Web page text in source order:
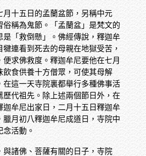
月十五日的孟蘭盆節，另稱中元
俗稱為鬼節。「孟蘭盆」是梵文的
是「救倒懸」。佛經傳說，釋迦牟
犍連看到死去的母親在地獄受苦，
便求佛救度。釋迦牟尼要他在七月
飲食供養十方僧眾，可使其母解
在這一天寺院裏都舉行多種佛事活
歷代祖先。除上述兩個節日外，在
迦牟尼出家日，二月十五日釋迦牟
臘月初八釋迦牟尼成道日，寺院中
念活動。
與諸佛、菩薩有關的日子，寺院